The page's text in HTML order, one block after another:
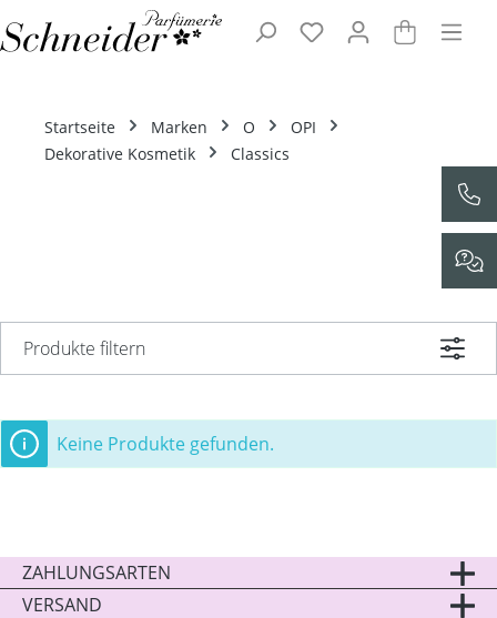
Zum Hauptinhalt springen
Startseite Marken O
OPI
Dekorative Kosmetik
Classics
Produkte filtern
Keine Produkte gefunden.
ZAHLUNGSARTEN
VERSAND